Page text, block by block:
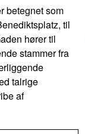
betegnet som
til
hører til
stammer fra
talrige
af